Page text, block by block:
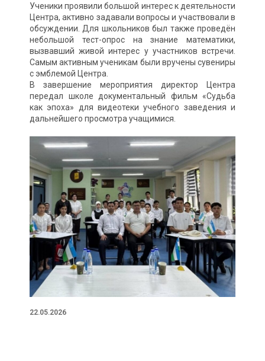
Ученики проявили большой интерес к деятельности
Центра, активно задавали вопросы и участвовали в
обсуждении. Для школьников был также проведён
небольшой тест-опрос на знание математики,
вызвавший живой интерес у участников встречи.
Самым активным ученикам были вручены сувениры
с эмблемой Центра.
В завершение мероприятия директор Центра
передал школе документальный фильм «Судьба
как эпоха» для видеотеки учебного заведения и
дальнейшего просмотра учащимися.
22.05.2026